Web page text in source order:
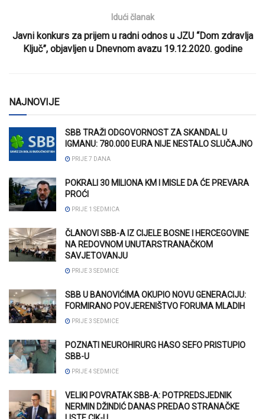
Idući članak
Javni konkurs za prijem u radni odnos u JZU “Dom zdravlja
Ključ”, objavljen u Dnevnom avazu 19.12.2020. godine
NAJNOVIJE
SBB TRAŽI ODGOVORNOST ZA SKANDAL U
IGMANU: 780.000 EURA NIJE NESTALO SLUČAJNO
PRIJE 7 DANA
POKRALI 30 MILIONA KM I MISLE DA ĆE PREVARA
PROĆI
PRIJE 1 SEDMICA
ČLANOVI SBB-A IZ CIJELE BOSNE I HERCEGOVINE
NA REDOVNOM UNUTARSTRANAČKOM
SAVJETOVANJU
PRIJE 3 SEDMICE
SBB U BANOVIĆIMA OKUPIO NOVU GENERACIJU:
FORMIRANO POVJERENIŠTVO FORUMA MLADIH
PRIJE 3 SEDMICE
POZNATI NEUROHIRURG HASO SEFO PRISTUPIO
SBB-U
PRIJE 4 SEDMICE
VELIKI POVRATAK SBB-A: POTPREDSJEDNIK
NERMIN DŽINDIĆ DANAS PREDAO STRANAČKE